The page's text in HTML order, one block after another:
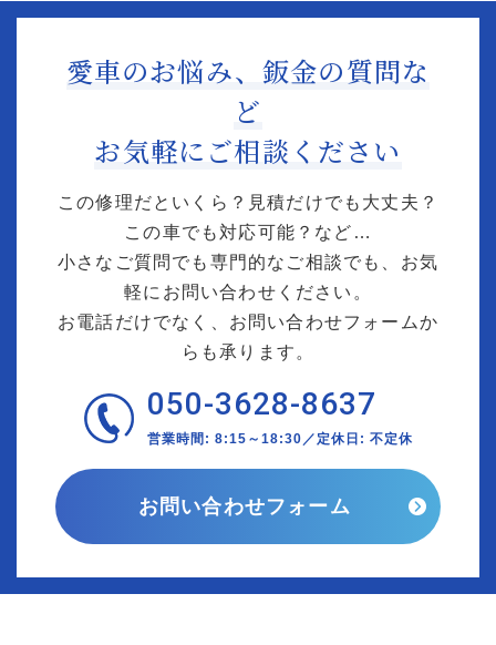
愛車のお悩み、鈑金の質問な
ど
お気軽にご相談ください
この修理だといくら？見積だけでも大丈夫？
この車でも対応可能？など…
小さなご質問でも専門的なご相談でも、お気
軽にお問い合わせください。
お電話だけでなく、お問い合わせフォームか
らも承ります。
050-3628-8637
営業時間: 8:15～18:30／定休日: 不定休
お問い合わせフォーム